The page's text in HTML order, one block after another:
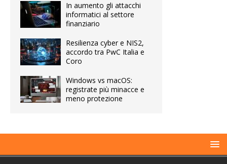
In aumento gli attacchi
informatici al settore
finanziario
Resilienza cyber e NIS2,
accordo tra PwC Italia e
Coro
Windows vs macOS:
registrate più minacce e
meno protezione